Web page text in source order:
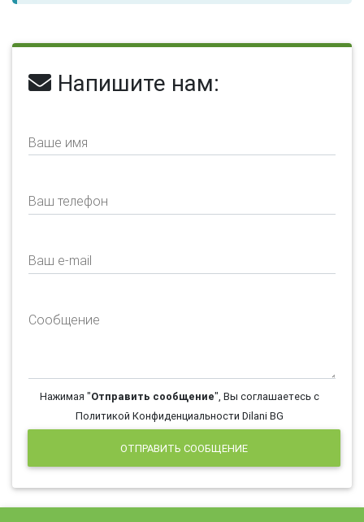
Напишите нам:
Ваше имя
Ваш телефон
Ваш e-mail
Сообщение
Нажимая "Отправить сообщение", Вы соглашаетесь с
Политикой Конфиденциальности Dilani BG
ОТПРАВИТЬ СООБЩЕНИЕ